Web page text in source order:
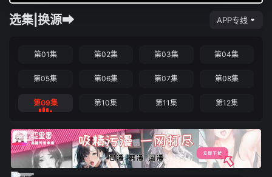
选集|换源➡ APP专线
第01集 第02集 第03集 第04集
第05集 第06集 第07集 第08集
第09集 第10集 第11集 第12集